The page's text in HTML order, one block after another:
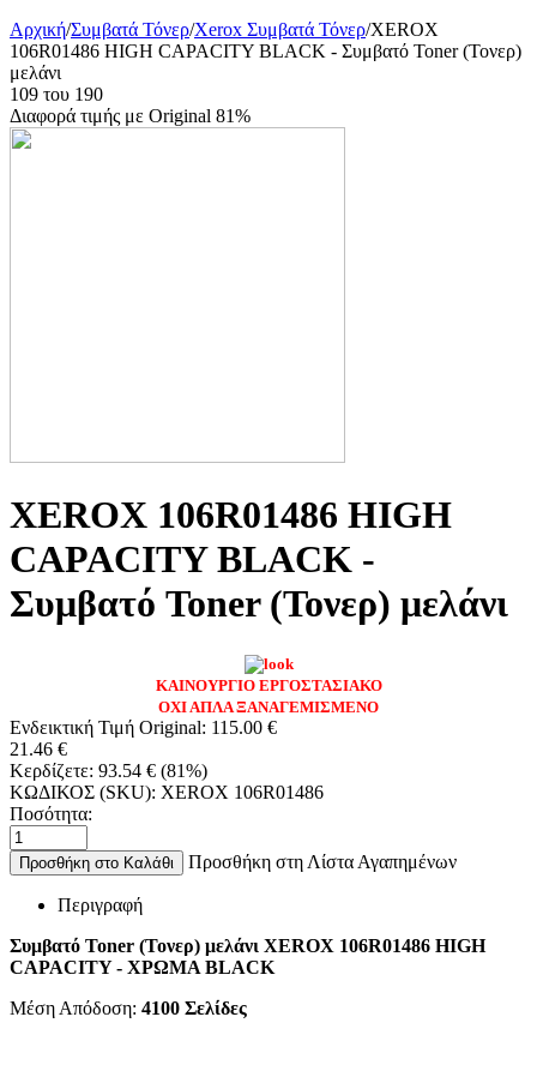
Αρχική/Συμβατά Τόνερ/Xerox Συμβατά Τόνερ/XEROX
106R01486 HIGH CAPACITY BLACK - Συμβατό Toner (Τονερ)
μελάνι
109 του 190
Διαφορά τιμής με Original 81%
XEROX 106R01486 HIGH
CAPACITY BLACK -
Συμβατό Toner (Τονερ) μελάνι
ΚΑΙΝΟΥΡΓΙΟ ΕΡΓΟΣΤΑΣΙΑΚΟ
ΟΧΙ ΑΠΛΑ ΞΑΝΑΓΕΜΙΣΜΕΝΟ
Ενδεικτική Τιμή Original: 115.00 €
21.46 €
Κερδίζετε: 93.54 € (81%)
ΚΩΔΙΚΟΣ (SKU): XEROX 106R01486
Ποσότητα:
Προσθήκη στο Καλάθι Προσθήκη στη Λίστα Αγαπημένων
Περιγραφή
Συμβατό Toner (Τονερ) μελάνι XEROX 106R01486 HIGH
CAPACITY- ΧΡΩΜΑ BLACK
Μέση Απόδοση: 4100 Σελίδες